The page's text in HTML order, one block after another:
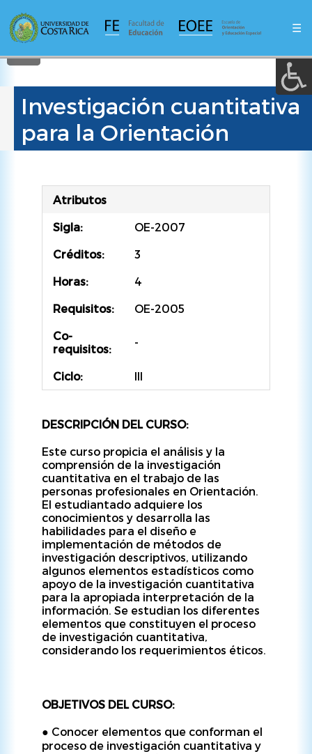
contenido
principal
☰
Investigación cuantitativa
para la Orientación
Atributos
Sigla: OE-2007
Créditos: 3
Horas: 4
Requisitos: OE-2005
Co-
requisitos:
-
Ciclo: III
DESCRIPCIÓN DEL CURSO:
Este curso propicia el análisis y la
comprensión de la investigación
cuantitativa en el trabajo de las
personas profesionales en Orientación.
El estudiantado adquiere los
conocimientos y desarrolla las
habilidades para el diseño e
implementación de métodos de
investigación descriptivos, utilizando
algunos elementos estadísticos como
apoyo de la investigación cuantitativa
para la apropiada interpretación de la
información. Se estudian los diferentes
elementos que constituyen el proceso
de investigación cuantitativa,
considerando los requerimientos éticos.
OBJETIVOS DEL CURSO:
● Conocer elementos que conforman el
proceso de investigación cuantitativa y